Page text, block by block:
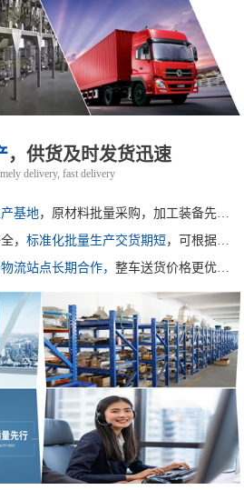
，供货及时发货迅速
delivery, fast delivery
基地 ，原材料批量采购，加工装备先进，
，标准化批量生产交货期短 ，可根据用户需求非标定制。
流站点长期合作，整车送货价格更优惠。